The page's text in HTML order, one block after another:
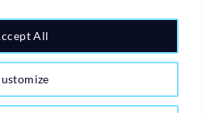
All
- vstřikování a vstřikování plastů